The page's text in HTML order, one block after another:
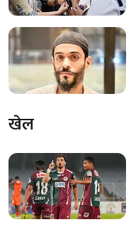
खेल